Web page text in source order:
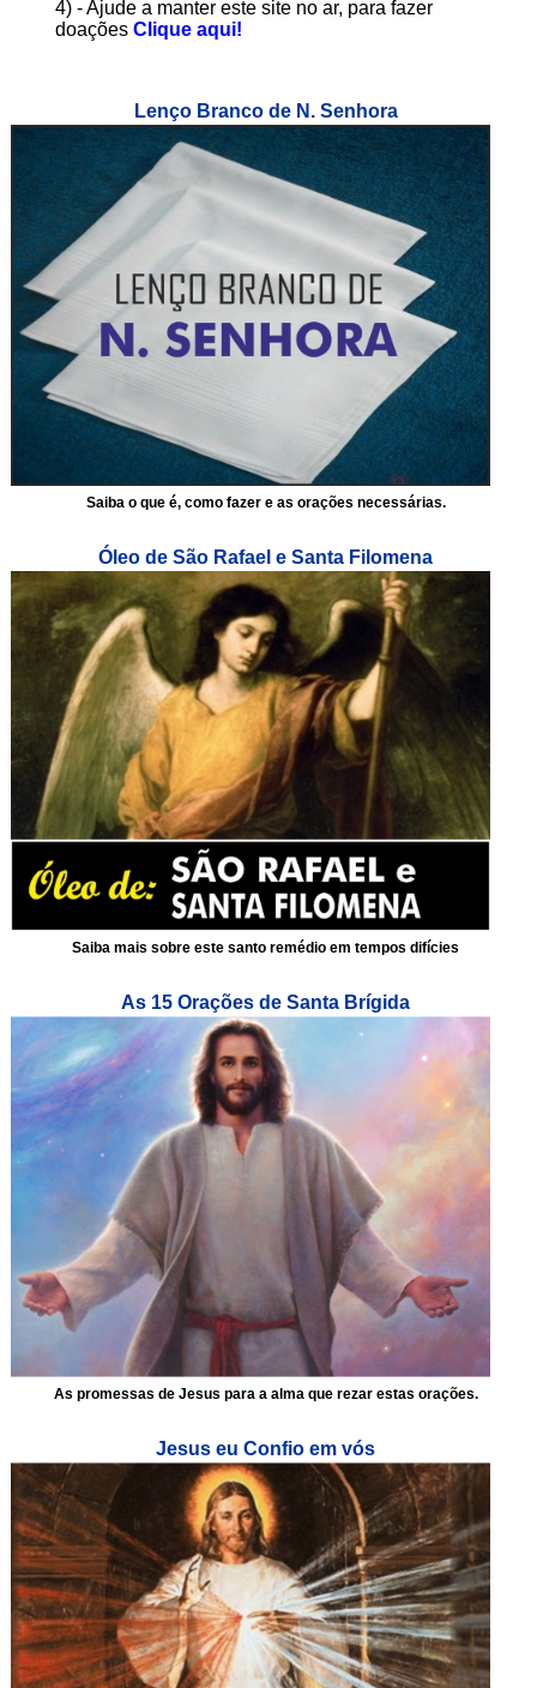
4) - Ajude a manter este site no ar, para fazer
doações Clique aqui!
Lenço Branco de N. Senhora
Saiba o que é, como fazer e as orações necessárias.
Óleo de São Rafael e Santa Filomena
Saiba mais sobre este santo remédio em tempos difícies
As 15 Orações de Santa Brígida
As promessas de Jesus para a alma que rezar estas orações.
Jesus eu Confio em vós